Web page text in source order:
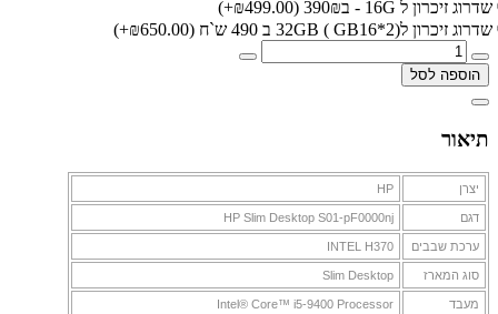
שדרוג זיכרון ל 16G - ב390₪
(₪499.00+)
שדרוג זיכרון ל32GB ( GB16*2) ב 490 ש`ח
(₪650.00+)
הוספה לסל
תיאור
יצרן HP
דגם HP Slim Desktop S01-pF0000nj
ערכת שבבים INTEL H370
סוג המארז Slim Desktop
מעבד Intel® Core™ i5-9400 Processor